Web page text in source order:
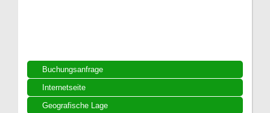
Buchungsanfrage
Internetseite
Geografische Lage